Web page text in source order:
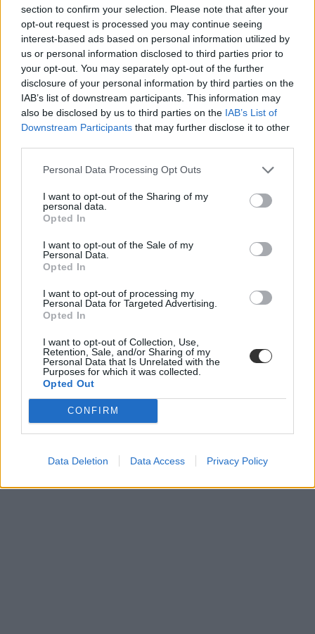
section to confirm your selection. Please note that after your
opt-out request is processed you may continue seeing
interest-based ads based on personal information utilized by
us or personal information disclosed to third parties prior to
your opt-out. You may separately opt-out of the further
disclosure of your personal information by third parties on the
IAB’s list of downstream participants. This information may
also be disclosed by us to third parties on the IAB’s List of
Downstream Participants that may further disclose it to other
Personal Data Processing Opt Outs
I want to opt-out of the Sharing of my
personal data.
Opted In
I want to opt-out of the Sale of my
Personal Data.
Opted In
I want to opt-out of processing my
Personal Data for Targeted Advertising.
Opted In
I want to opt-out of Collection, Use,
Retention, Sale, and/or Sharing of my
Personal Data that Is Unrelated with the
Purposes for which it was collected.
Opted Out
CONFIRM
Data Deletion Data Access Privacy Policy
felvételi
érettségi 2023
közösségi szolgálat
érettségi követelmények